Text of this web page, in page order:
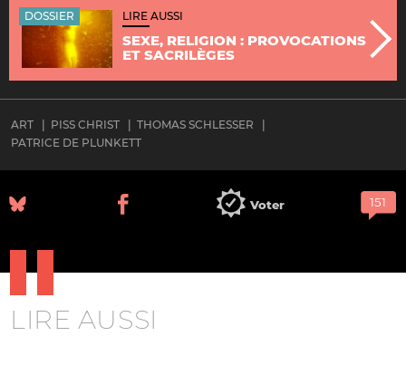
DOSSIER LIRE AUSSI
SEXE, RELIGION : PROVOCATIONS
ET SACRILÈGES
ART PISS CHRIST
THOMAS SCHLESSER
PATRICE DE PLUNKETT
Voter
LIRE AUSSI